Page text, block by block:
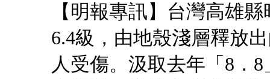
【明報專訊】台灣高雄
6.4級，由地殼淺層釋放
人受傷。汲取去年「8．